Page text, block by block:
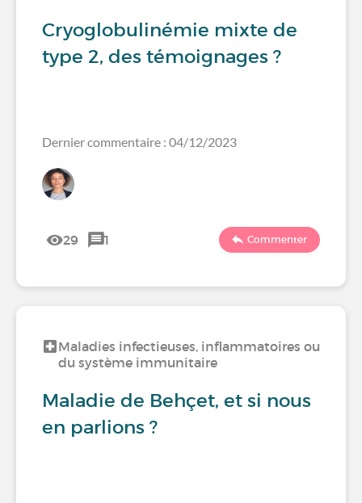
Cryoglobulinémie mixte de
type 2, des témoignages ?
Dernier commentaire : 04/12/2023
29 1 Commenter
Maladies infectieuses, inflammatoires ou
du système immunitaire
Maladie de Behçet, et si nous
en parlions ?